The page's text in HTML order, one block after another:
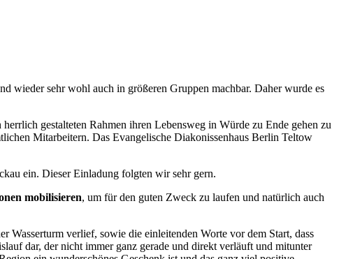
wieder sehr wohl auch in größeren Gruppen machbar. Daher wurde es
gestalteten Rahmen ihren Lebensweg in Würde zu Ende gehen zu
Mitarbeitern. Das Evangelische Diakonissenhaus Berlin Teltow
ein. Dieser Einladung folgten wir sehr gern.
mobilisieren, um für den guten Zweck zu laufen und natürlich auch
Wasserturm verlief, sowie die einleitenden Worte vor dem Start, dass
dar, der nicht immer ganz gerade und direkt verläuft und mitunter